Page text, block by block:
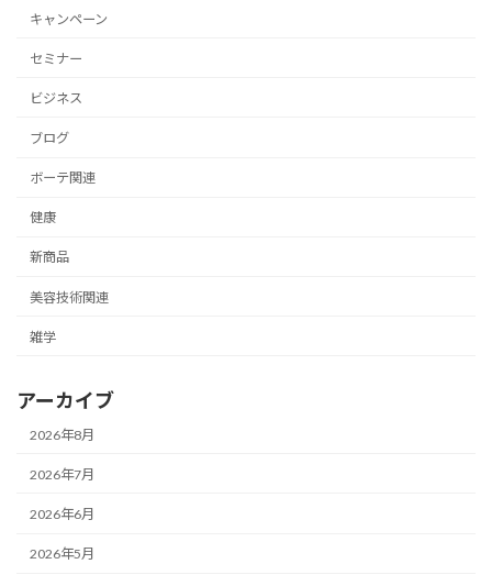
キャンペーン
セミナー
ビジネス
ブログ
ボーテ関連
健康
新商品
美容技術関連
雑学
アーカイブ
2026年8月
2026年7月
2026年6月
2026年5月